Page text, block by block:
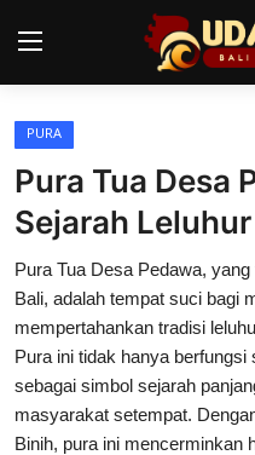
Home
Pura
Desa Adat
Tradisi
Kearifan lokal
Alam Bali
PURA
Pura Tua Desa
Sejarah
Pura Tua Desa Pedawa,
Bali, adalah tempat suci bagi
mempertahankan tradisi
Pura ini tidak hanya berfungsi
sebagai simbol sejarah
masyarakat setempat.
Binih, pura ini mencerminkan